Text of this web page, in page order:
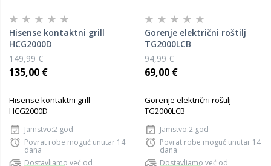
Hisense kontaktni grill
HCG2000D
149,99 €
135,00 €
Hisense kontaktni grill
HCG2000D
Jamstvo:2 god
Povrat robe moguć unutar 14
dana
Dostavljamo već od
Gorenje električni roštilj
TG2000LCB
94,99 €
69,00 €
Gorenje električni roštilj
TG2000LCB
Jamstvo:2 god
Povrat robe moguć unutar 14
dana
Dostavljamo već od